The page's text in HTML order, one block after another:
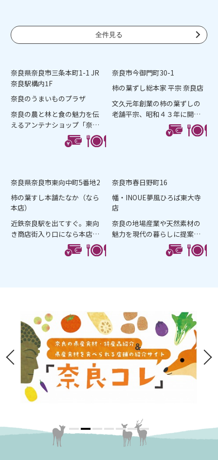
全件見る
奈良県奈良市三条本町1-1 JR
奈良駅構内1F
奈良のうまいものプラザ
奈良の農と林と食の魅力を伝
えるアンテナショップ「奈良
のうまいものプラザ」。奈...
奈良市今御門町30-1
柿の葉ずし総本家 平宗 奈良店
文久元年創業の柿の葉ずしの
老舗平宗、昭和４３年に開店
した奈良店は古都の風情を...
奈良県奈良市東向中町5番地2
柿の葉すし本舗たなか（なら
本店）
近鉄奈良駅を出てすぐ。東向
き商店街入り口になら本店は
あります。名物柿の葉すし...
奈良市春日野町16
幡・INOUE夢風ひろば東大寺
店
奈良の地場産業や天然素材の
魅力を現代の暮らしに提案す
る「BAN INOUE」の直営